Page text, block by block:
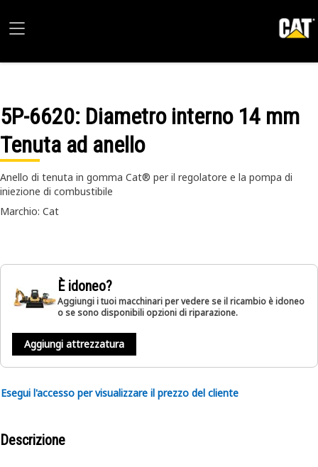
5P-6620: Diametro interno 14 mm
Tenuta ad anello
Anello di tenuta in gomma Cat® per il regolatore e la pompa di
iniezione di combustibile
Marchio: Cat
È idoneo?
Aggiungi i tuoi macchinari per vedere se il ricambio è idoneo
o se sono disponibili opzioni di riparazione.
Aggiungi attrezzatura
Esegui l'accesso per visualizzare il prezzo del cliente
Descrizione